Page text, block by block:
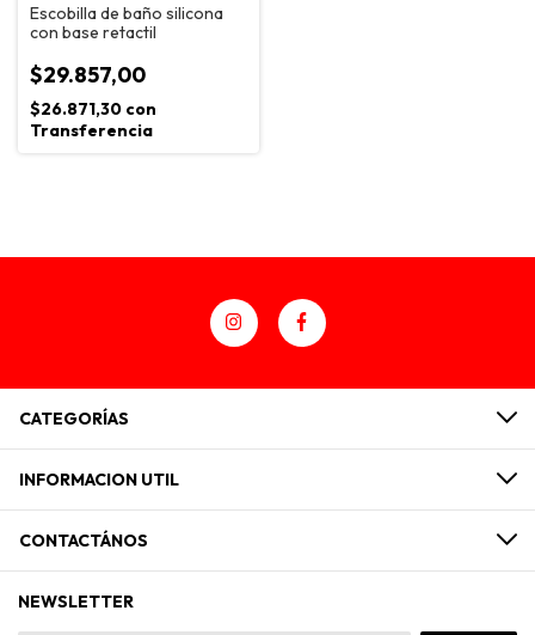
Escobilla de baño silicona
con base retactil
$29.857,00
$26.871,30 con
Transferencia
CATEGORÍAS
INFORMACION UTIL
CONTACTÁNOS
NEWSLETTER